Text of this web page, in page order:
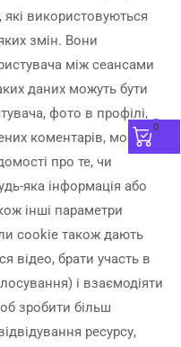
використовуються
змін. Вони
між сеансами
даних можуть бути
фото в профілі,
коментарів, мова
про те, чи
яка інформація або
інші параметри
cookie також дають
відео, брати участь в
і взаємодіяти
зробити більш
ресурсу,
0